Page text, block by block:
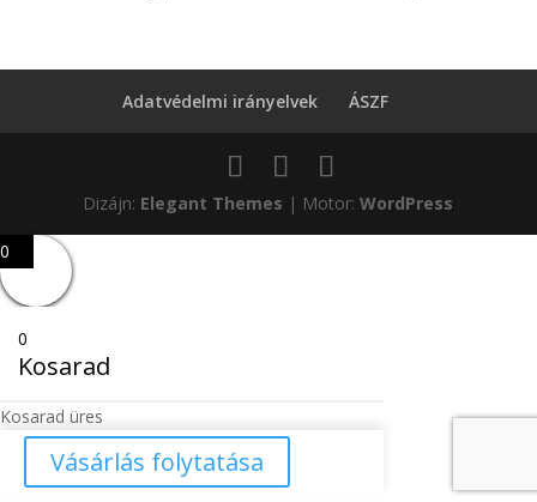
Adatvédelmi irányelvek ÁSZF
Dizájn: Elegant Themes | Motor:WordPress
0
0
Kosarad
Kosarad üres
Vásárlás folytatása